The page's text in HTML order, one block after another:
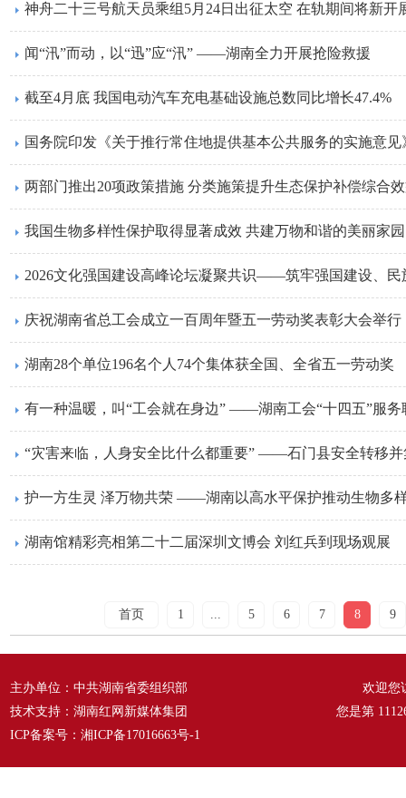
神舟二十三号航天员乘组5月24日出征太空 在轨期间将新开
闻“汛”而动，以“迅”应“汛” ——湖南全力开展抢险救援
截至4月底 我国电动汽车充电基础设施总数同比增长47.4%
国务院印发《关于推行常住地提供基本公共服务的实施意见
两部门推出20项政策措施 分类施策提升生态保护补偿综合
我国生物多样性保护取得显著成效 共建万物和谐的美丽家园
2026文化强国建设高峰论坛凝聚共识——筑牢强国建设、民
庆祝湖南省总工会成立一百周年暨五一劳动奖表彰大会举行
湖南28个单位196名个人74个集体获全国、全省五一劳动奖
有一种温暖，叫“工会就在身边” ——湖南工会“十四五”服务
“灾害来临，人身安全比什么都重要” ——石门县安全转移并
护一方生灵 泽万物共荣 ——湖南以高水平保护推动生物多
​湖南馆精彩亮相第二十二届深圳文博会 刘红兵到现场观展
首页 1 ... 5 6 7 8 9
主办单位：中共湖南省委组织部
技术支持：湖南红网新媒体集团
ICP备案号： 湘ICP备17016663号-1
欢迎您
您是第